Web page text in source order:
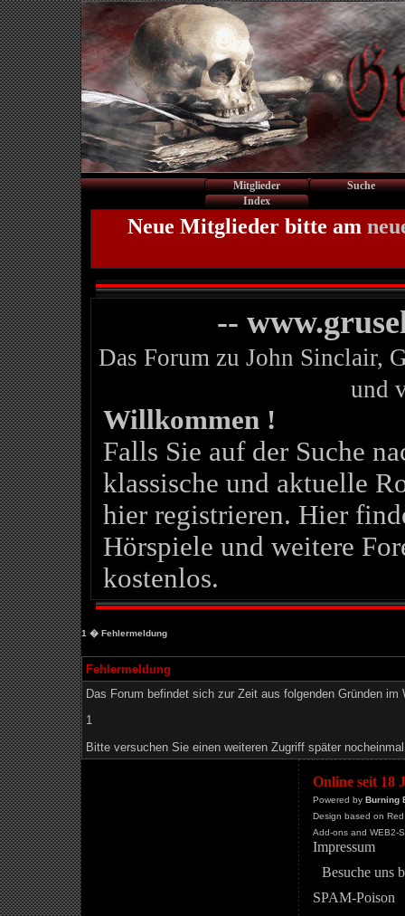
Mitglieder
Suche
Index
Neue Mitglieder bitte am
--
Das Forum zu John Sinclair,
und
Willkommen !
Falls Sie auf der Suche
klassische und aktuelle
hier registrieren. Hier
Hörspiele und weitere
kostenlos.
1 � Fehlermeldung
Fehlermeldung
Das Forum befindet sich zur Zeit aus folgenden Gründen im
1
Bitte versuchen Sie einen weiteren Zugriff später
Online seit 18
Powered by Burning
Design based on
Add-ons and WEB2-
Impressum
Besuche uns
SPAM-Poison